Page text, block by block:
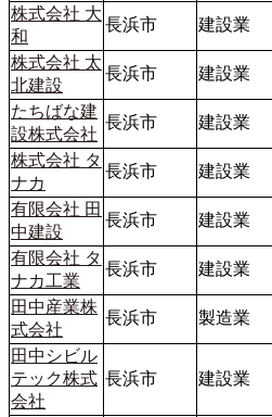
株式会社 大
和
長浜市 建設業
株式会社 太
北建設
長浜市 建設業
たちばな建
設株式会社
長浜市 建設業
株式会社 タ
ナカ
長浜市 建設業
有限会社 田
中建設
長浜市 建設業
有限会社 タ
ナカ工業
長浜市 建設業
田中産業株
式会社
長浜市 製造業
田中シビル
テック株式
会社
長浜市 建設業